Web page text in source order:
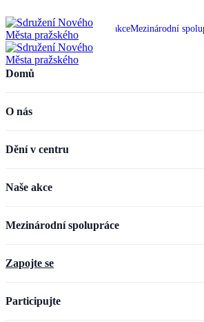
O násDění v centruNaše akceMezinárodní
Domů
O nás
Dění v centru
Naše akce
Mezinárodní spolupráce
Zapojte se
Participujte